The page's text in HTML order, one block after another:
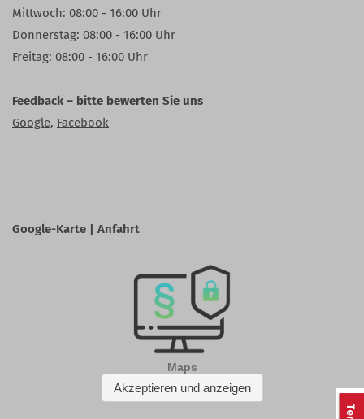
Mittwoch: 08:00 - 16:00 Uhr
Donnerstag: 08:00 - 16:00 Uhr
Freitag: 08:00 - 16:00 Uhr
Feedback – bitte bewerten Sie uns
Google, Facebook
Google-Karte | Anfahrt